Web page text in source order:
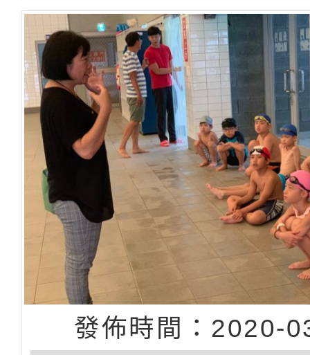
發佈時間：2020-